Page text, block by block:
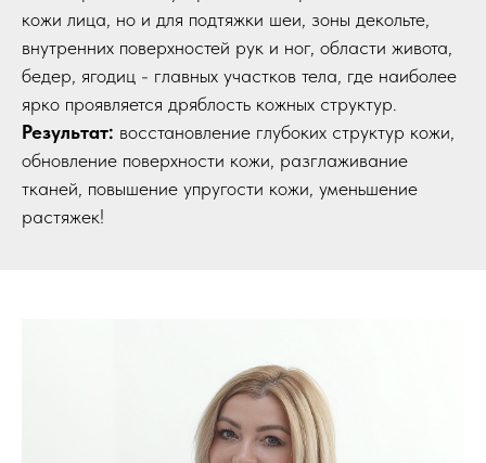
кожи лица, но и для подтяжки шеи, зоны декольте,
внутренних поверхностей рук и ног, области живота,
бедер, ягодиц - главных участков тела, где наиболее
ярко проявляется дряблость кожных структур.
Результат: восстановление глубоких структур кожи,
обновление поверхности кожи, разглаживание
тканей, повышение упругости кожи, уменьшение
растяжек!